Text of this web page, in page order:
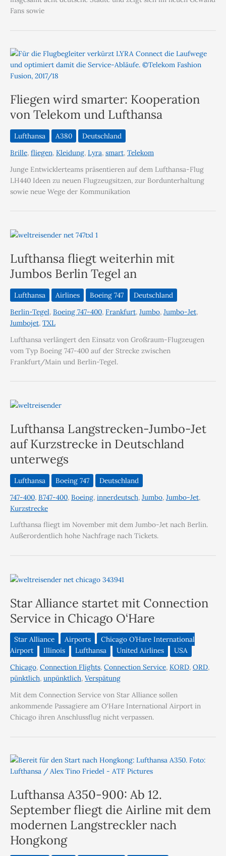
Fans sowie
Fliegen wird smarter: Kooperation
von Telekom und Lufthansa
Lufthansa A380
Deutschland
Brille, fliegen, Kleidung, Lyra, smart, Telekom
Junge Entwicklerteams präsentieren auf dem Lufthansa-Flug
LH440 Ideen zu neuen Flugzeugsitzen, zur Bordunterhaltung
sowie neue Wege der Kommunikation
Lufthansa fliegt weiterhin mit
Jumbos Berlin Tegel an
Lufthansa Airlines Boeing 747
Deutschland
Berlin-Tegel, Boeing 747-400, Frankfurt, Jumbo, Jumbo-Jet,
Jumbojet, TXL
Lufthansa verlängert den Einsatz von Großraum-Flugzeugen
vom Typ Boeing 747-400 auf der Strecke zwischen
Frankfurt/Main und Berlin-Tegel.
Lufthansa Langstrecken-Jumbo-Jet
auf Kurzstrecke in Deutschland
unterwegs
Lufthansa Boeing 747
Deutschland
747-400, B747-400, Boeing, innerdeutsch, Jumbo, Jumbo-Jet,
Kurzstrecke
Lufthansa fliegt im November mit dem Jumbo-Jet nach Berlin.
Außerordentlich hohe Nachfrage nach Tickets.
Star Alliance startet mit Connection
Service in Chicago O‘Hare
Star Alliance Airports
Chicago O’Hare International
Airport
Illinois Lufthansa United Airlines
USA
Chicago, Connection Flights, Connection Service, KORD, ORD,
pünktlich, unpünktlich, Verspätung
Mit dem Connection Service von Star Alliance sollen
ankommende Passagiere am O‘Hare International Airport in
Chicago ihren Anschlussflug nicht verpassen.
Lufthansa A350-900: Ab 12.
September fliegt die Airline mit dem
modernen Langstreckler nach
Hongkong